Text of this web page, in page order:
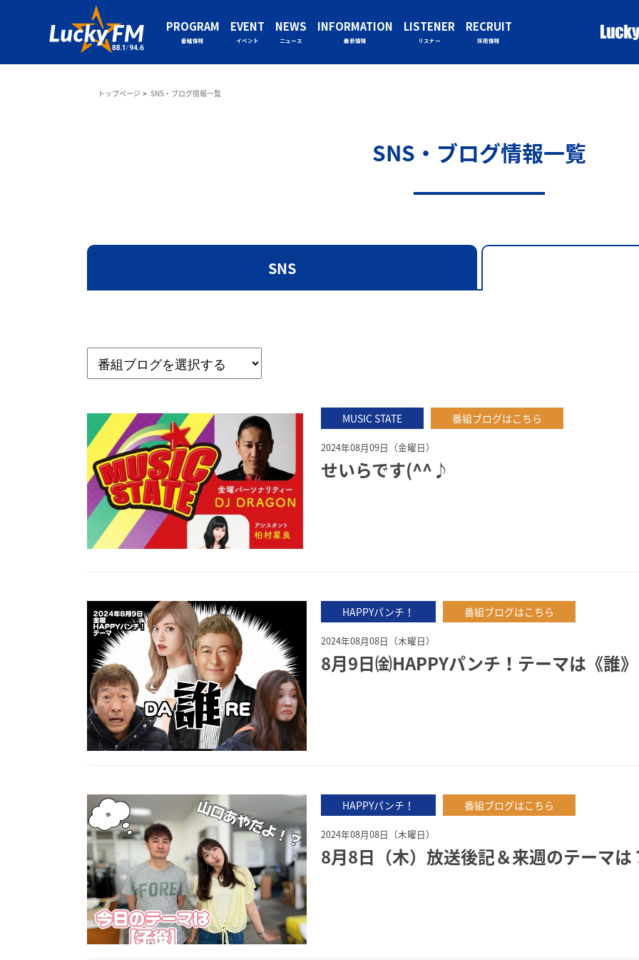
PROGRAM
番組情報
EVENT
イベント
NEWS
ニュース
INFORMATION
最新情報
LISTENER
リスナー
RECRUIT
採用情報
トップページ SNS・ブログ情報一覧
SNS・ブログ情報一覧
SNS
MUSIC STATE 番組ブログはこちら
2024年08月09日（金曜日）
せいらです(^^♪
HAPPYパンチ！ 番組ブログはこちら
2024年08月08日（木曜日）
8月9日㈮HAPPYパンチ！テーマは《誰
HAPPYパンチ！ 番組ブログはこちら
2024年08月08日（木曜日）
8月8日（木）放送後記＆来週のテーマは